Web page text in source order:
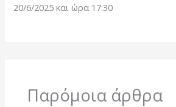
20/6/2025 και ώρα 17:30
Παρόμοια άρθρα